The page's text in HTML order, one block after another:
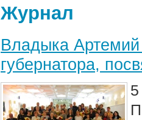
Журнал
Владыка
губернатора,